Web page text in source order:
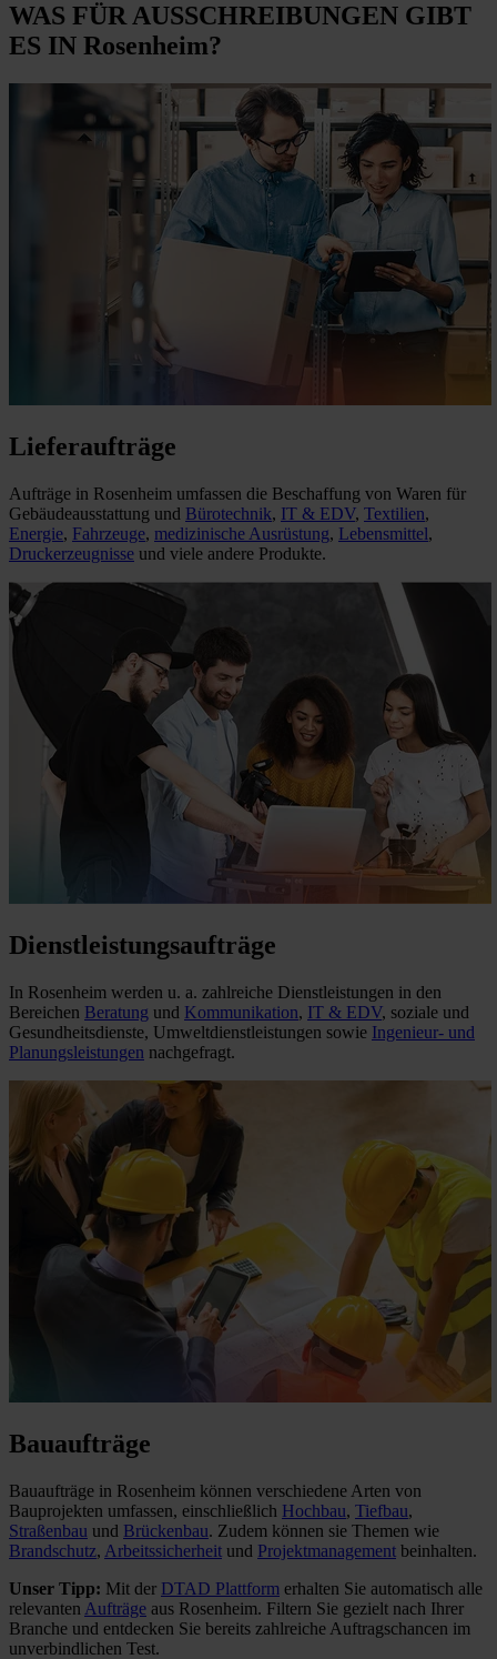
WAS FÜRAUSSCHREIBUNGEN GIBT
ES IN Rosenheim?
Lieferaufträge
Aufträge in Rosenheim umfassen die Beschaffung von Waren für
Gebäudeausstattung und Bürotechnik, IT & EDV, Textilien,
Energie, Fahrzeuge, medizinische Ausrüstung, Lebensmittel,
Druckerzeugnisse und viele andere Produkte.
Dienstleistungsaufträge
In Rosenheim werden u. a. zahlreiche Dienstleistungen in den
Bereichen Beratung und Kommunikation, IT & EDV, soziale und
Gesundheitsdienste, Umweltdienstleistungen sowie Ingenieur- und
Planungsleistungen nachgefragt.
Bauaufträge
Bauaufträge in Rosenheim können verschiedene Arten von
Bauprojekten umfassen, einschließlich Hochbau, Tiefbau,
Straßenbau und Brückenbau. Zudem können sie Themen wie
Brandschutz, Arbeitssicherheit und Projektmanagement beinhalten.
Unser Tipp: Mit der DTAD Plattform erhalten Sie automatisch alle
relevanten Aufträge aus Rosenheim. Filtern Sie gezielt nach Ihrer
Branche und entdecken Sie bereits zahlreiche Auftragschancen im
unverbindlichen Test.